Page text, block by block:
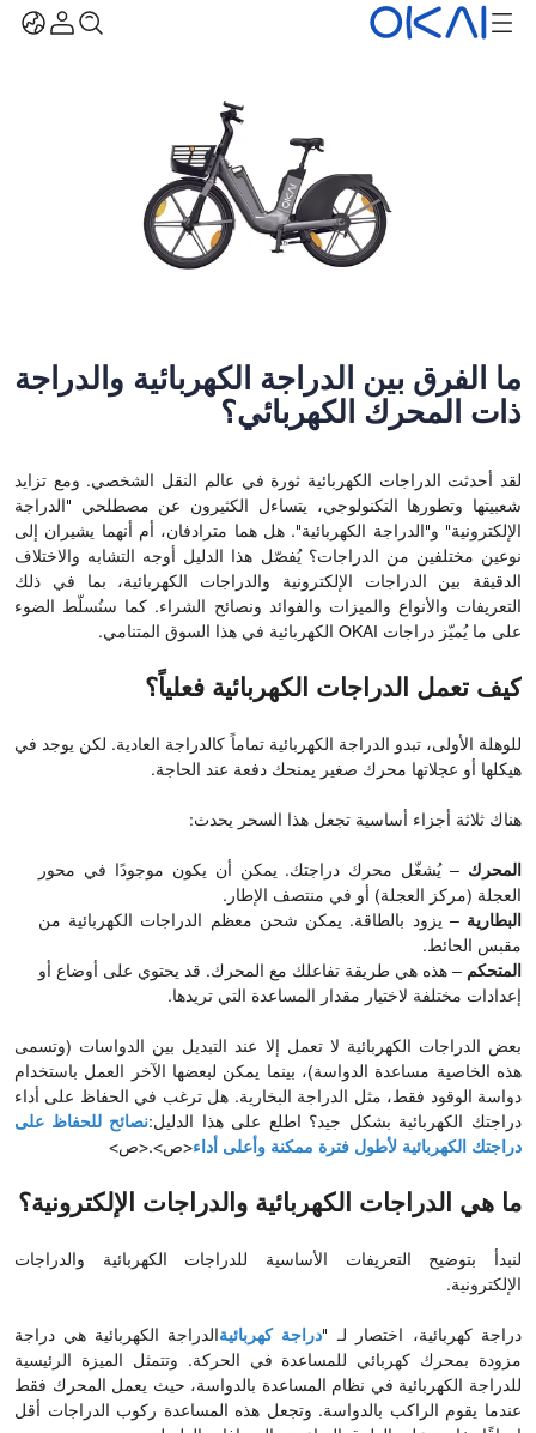
ما الفرق بين الدراجة الكهربائية والدراجة
ذات المحرك الكهربائي؟
لقد أحدثت الدراجات الكهربائية ثورة في عالم النقل الشخصي. ومع تزايد
شعبيتها وتطورها التكنولوجي، يتساءل الكثيرون عن مصطلحي "الدراجة
الإلكترونية" و"الدراجة الكهربائية". هل هما مترادفان، أم أنهما يشيران إلى
نوعين مختلفين من الدراجات؟ يُفصّل هذا الدليل أوجه التشابه والاختلاف
الدقيقة بين الدراجات الإلكترونية والدراجات الكهربائية، بما في ذلك
التعريفات والأنواع والميزات والفوائد ونصائح الشراء. كما سنُسلّط الضوء
على ما يُميّز دراجات OKAI الكهربائية في هذا السوق المتنامي.
كيف تعمل الدراجات الكهربائية فعلياً؟
للوهلة الأولى، تبدو الدراجة الكهربائية تماماً كالدراجة العادية. لكن يوجد في
هيكلها أو عجلاتها محرك صغير يمنحك دفعة عند الحاجة.
هناك ثلاثة أجزاء أساسية تجعل هذا السحر يحدث:
المحرك – يُشغّل محرك دراجتك. يمكن أن يكون موجودًا في محور
العجلة (مركز العجلة) أو في منتصف الإطار.
البطارية – يزود بالطاقة. يمكن شحن معظم الدراجات الكهربائية من
مقبس الحائط.
المتحكم – هذه هي طريقة تفاعلك مع المحرك. قد يحتوي على أوضاع أو
إعدادات مختلفة لاختيار مقدار المساعدة التي تريدها.
بعض الدراجات الكهربائية لا تعمل إلا عند التبديل بين الدواسات (وتسمى
هذه الخاصية مساعدة الدواسة)، بينما يمكن لبعضها الآخر العمل باستخدام
دواسة الوقود فقط، مثل الدراجة البخارية. هل ترغب في الحفاظ على أداء
دراجتك الكهربائية بشكل جيد؟ اطلع على هذا الدليل:نصائح للحفاظ على
دراجتك الكهربائية لأطول فترة ممكنة وأعلى أداء<ص>.<ص>
ما هي الدراجات الكهربائية والدراجات الإلكترونية؟
لنبدأ بتوضيح التعريفات الأساسية للدراجات الكهربائية والدراجات
الإلكترونية.
دراجة كهربائية، اختصار لـ "دراجة كهربائية الدراجة الكهربائية هي دراجة
مزودة بمحرك كهربائي للمساعدة في الحركة. وتتمثل الميزة الرئيسية
للدراجة الكهربائية في نظام المساعدة بالدواسة، حيث يعمل المحرك فقط
عندما يقوم الراكب بالدواسة. وتجعل هذه المساعدة ركوب الدراجات أقل